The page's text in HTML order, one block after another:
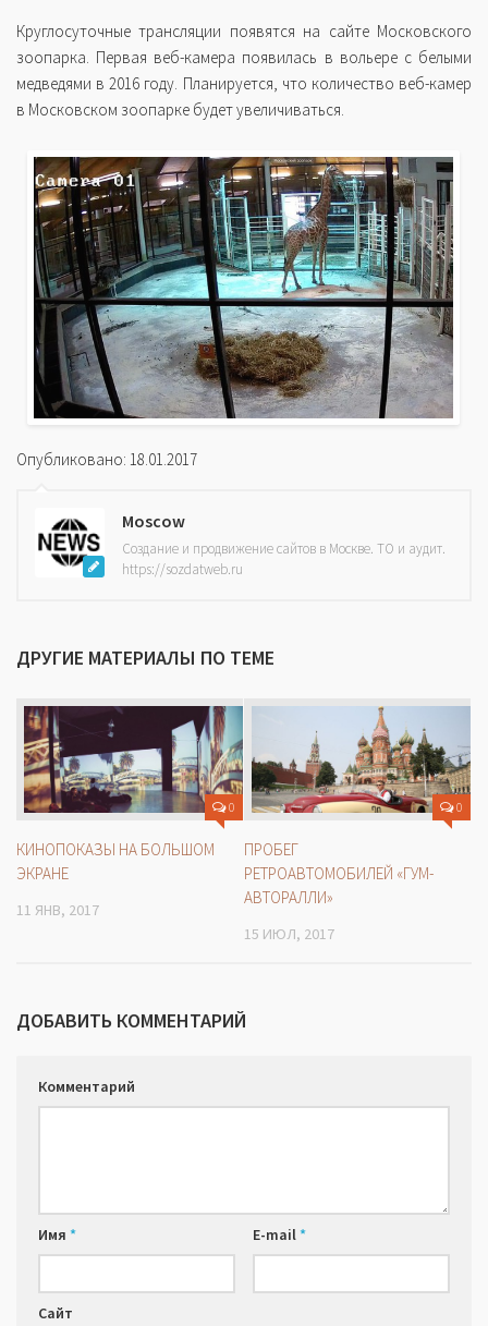
Круглосуточные трансляции появятся на сайте Московского
зоопарка. Первая веб-камера появилась в вольере с белыми
медведями в 2016 году. Планируется, что количество веб-камер
в Московском зоопарке будет увеличиваться.
Опубликовано: 18.01.2017
Moscow
Создание и продвижение сайтов в Москве. ТО и аудит.
https://sozdatweb.ru
ДРУГИЕ МАТЕРИАЛЫ ПО ТЕМЕ
0
КИНОПОКАЗЫ НА БОЛЬШОМ
ЭКРАНЕ
11 ЯНВ, 2017
0
ПРОБЕГ
РЕТРОАВТОМОБИЛЕЙ «ГУМ-
АВТОРАЛЛИ»
15 ИЮЛ, 2017
ДОБАВИТЬ КОММЕНТАРИЙ
Комментарий
Имя * E-mail*
Сайт